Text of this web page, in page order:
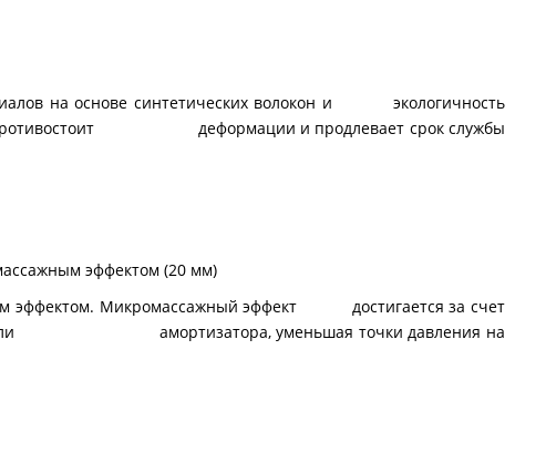
на основе синтетических волокон и экологичность
противостоит деформации и продлевает срок службы
эффектом (20 мм)
Микромассажный эффект достигается за счет
в роли амортизатора, уменьшая точки давления на